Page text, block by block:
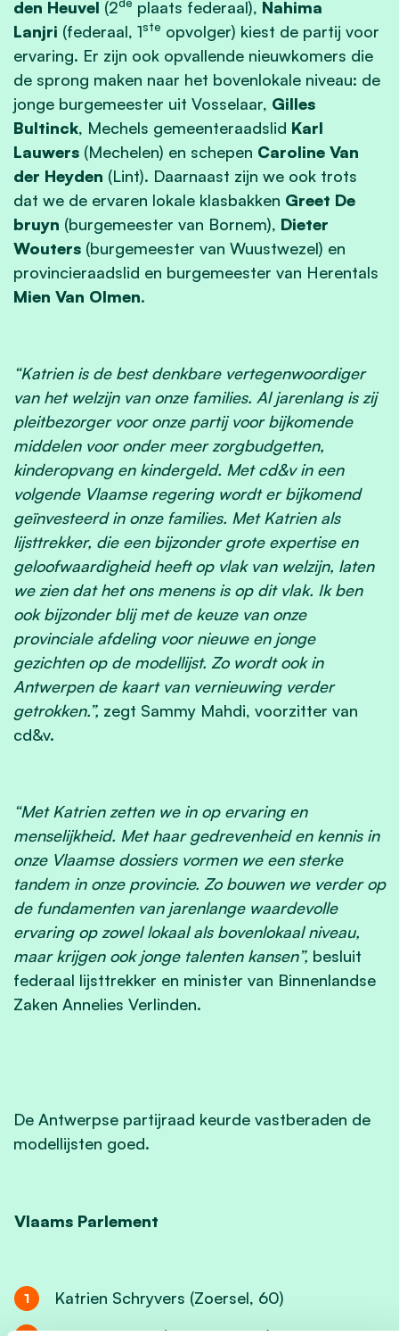
den Heuvel (2 plaats federaal), Nahima
Lanjri (federaal, 1ste opvolger) kiest de partij voor
ervaring. Er zijn ook opvallende nieuwkomers die
de sprong maken naar het bovenlokale niveau: de
jonge burgemeester uit Vosselaar, Gilles
Bultinck, Mechels gemeenteraadslid Karl
Lauwers (Mechelen) en schepen Caroline Van
der Heyden (Lint). Daarnaast zijn we ook trots
dat we de ervaren lokale klasbakken Greet De
bruyn (burgemeester van Bornem), Dieter
Wouters (burgemeester van Wuustwezel) en
provincieraadslid en burgemeester van Herentals
Mien Van Olmen.
“Katrien is de best denkbare vertegenwoordiger
van het welzijn van onze families. Al jarenlang is zij
pleitbezorger voor onze partij voor bijkomende
middelen voor onder meer zorgbudgetten,
kinderopvang en kindergeld. Met cd&v in een
volgende Vlaamse regering wordt er bijkomend
geïnvesteerd in onze families. Met Katrien als
lijsttrekker, die een bijzonder grote expertise en
geloofwaardigheid heeft op vlak van welzijn, laten
we zien dat het ons menens is op dit vlak. Ik ben
ook bijzonder blij met de keuze van onze
provinciale afdeling voor nieuwe en jonge
gezichten op de modellijst. Zo wordt ook in
Antwerpen de kaart van vernieuwing verder
getrokken.”, zegt Sammy Mahdi, voorzitter van
cd&v.
“Met Katrien zetten we in op ervaring en
menselijkheid. Met haar gedrevenheid en kennis in
onze Vlaamse dossiers vormen we een sterke
tandem in onze provincie. Zo bouwen we verder op
de fundamenten van jarenlange waardevolle
ervaring op zowel lokaal als bovenlokaal niveau,
maar krijgen ook jonge talenten kansen”, besluit
federaal lijsttrekker en minister van Binnenlandse
Zaken Annelies Verlinden.
De Antwerpse partijraad keurde vastberaden de
modellijsten goed.
Vlaams Parlement
Katrien Schryvers (Zoersel, 60)